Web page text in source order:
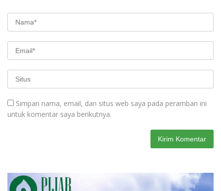
Simpan nama, email, dan situs web saya pada peramban ini
untuk komentar saya berikutnya.